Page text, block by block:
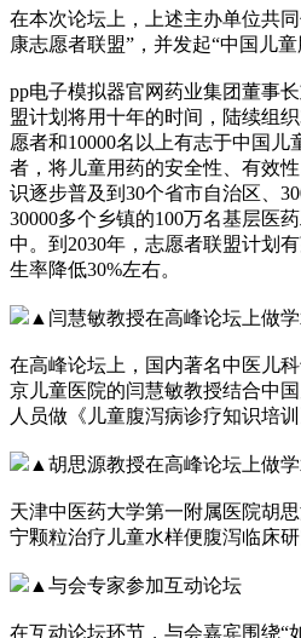
在本次论坛上，上述主办单位
康志愿者联盟”，并发起“中国儿童
pp电子模拟器官网药业集团董事长
盟计划将用十年的时间，陆续
愿者和10000名以上有志于中国
者，将儿童用药的安全性、有效
识逐步普及到30个省市自治区、
30000多个乡镇的100万名基层医
中。到2030年，志愿者联盟
生率降低30%左右。
▲闫慧敏教授在高峰论坛上做
在高峰论坛上，国内著名中医儿
京儿童医院的闫慧敏教授结合中国儿
人员做《儿童腹泻病诊疗知识培训》
▲胡思源教授在高峰论坛上做
天津中医药大学第一附属医院胡
宁颗粒治疗儿童水样便腹泻临床研究
▲与会专家参加互动论坛
在互动论坛环节，与会嘉宾围